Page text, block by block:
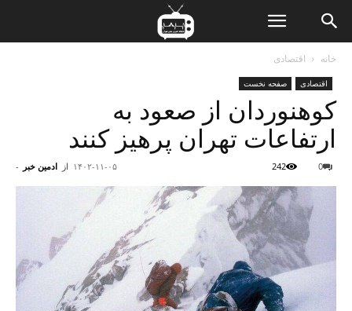
خانه اقتصادی
اقتصادی صفحه نخست
کوهنوردان از صعود به
ارتفاعات تهران پرهیز کنند
از ادمین خبر - ۱۴۰۲-۱۱-۰۵ 0
242